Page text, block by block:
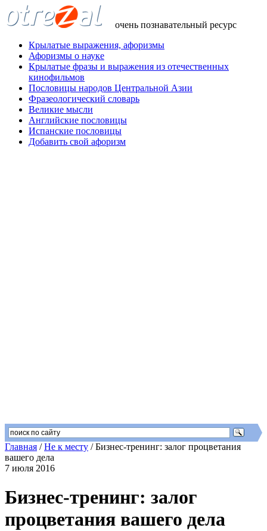
очень познавательный ресурс
Крылатые выражения, афоризмы
Афоризмы о науке
Крылатые фразы и выражения из отечественных
кинофильмов
Пословицы народов Центральной Азии
Фразеологический словарь
Великие мысли
Английские пословицы
Испанские пословицы
Добавить свой афоризм
Главная /Не к месту /Бизнес-тренинг: залог процветания
вашего дела
7 июля 2016
Бизнес-тренинг: залог
процветания вашего дела